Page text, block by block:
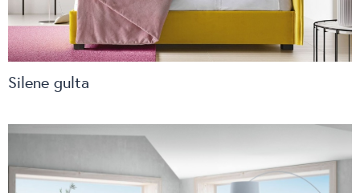
Silene gulta